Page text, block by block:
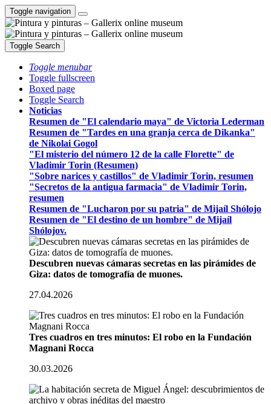
Toggle navigation
Toggle Search
Toggle menubar
Toggle fullscreen
Boxed page
Toggle Search
Noticias
Resumen de "El calendario maya" de Victoria Lederman
Resumen de "Tardes en una granja cerca de Dikanka"
de Nikolai Gogol
"El misterio del número 12 de la calle Florette" de
Vladimir Torin (Resumen)
"Sobre narices y castillos" de Vladimir Torin, resumen
"Secretos de la antigua farmacia" de Vladimir Torin,
resumen
Resumen de "Lucharon por su patria" de Mijaíl Shólojo
Resumen de "El destino de un hombre" de Mijaíl
Shólojov.
Descubren nuevas cámaras secretas en las pirámides de
Giza: datos de tomografía de muones.
27.04.2026
Tres cuadros en tres minutos: El robo en la Fundación
Magnani Rocca
30.03.2026